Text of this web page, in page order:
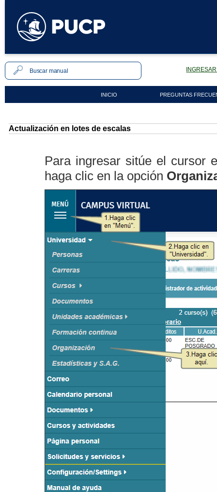
INICIO PREGUNTAS
Actualización en lotes de escalas
Para ingresar sitúe el cursor
haga clic en la opción